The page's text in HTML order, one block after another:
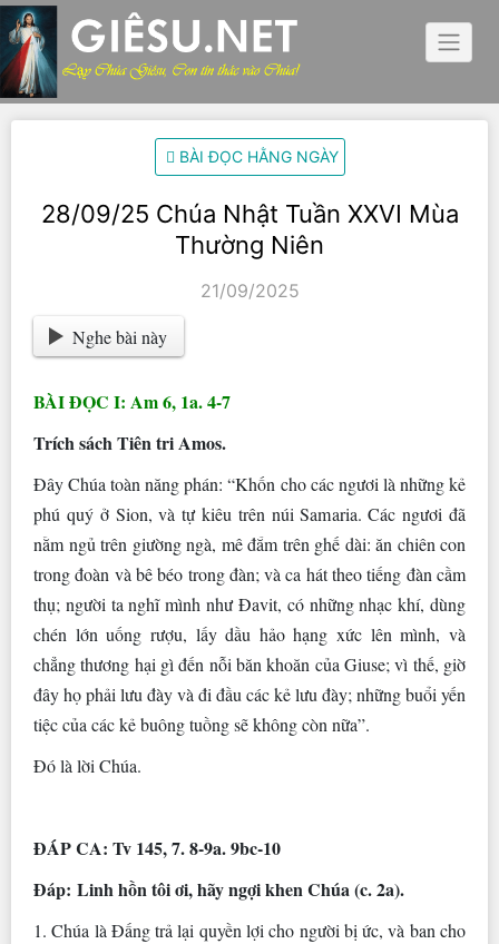
Skip
to
content
BÀI ĐỌC HẰNG NGÀY
28/09/25 Chúa Nhật Tuần XXVI Mùa
Thường Niên
21/09/2025
Nghe bài này
BÀI ĐỌC I: Am 6, 1a. 4-7
Trích sách Tiên tri Amos.
Ðây Chúa toàn năng phán: “Khốn cho các ngươi là những kẻ
phú quý ở Sion, và tự kiêu trên núi Samaria. Các ngươi đã
nằm ngủ trên giường ngà, mê đắm trên ghế dài: ăn chiên con
trong đoàn và bê béo trong đàn; và ca hát theo tiếng đàn cầm
thụ; người ta nghĩ mình như Ðavit, có những nhạc khí, dùng
chén lớn uống rượu, lấy dầu hảo hạng xức lên mình, và
chẳng thương hại gì đến nỗi băn khoăn của Giuse; vì thế, giờ
đây họ phải lưu đày và đi đầu các kẻ lưu đày; những buổi yến
tiệc của các kẻ buông tuồng sẽ không còn nữa”.
Ðó là lời Chúa.
ÐÁP CA: Tv 145, 7. 8-9a. 9bc-10
Ðáp: Linh hồn tôi ơi, hãy ngợi khen Chúa (c. 2a).
1. Chúa là Ðấng trả lại quyền lợi cho người bị ức, và ban cho